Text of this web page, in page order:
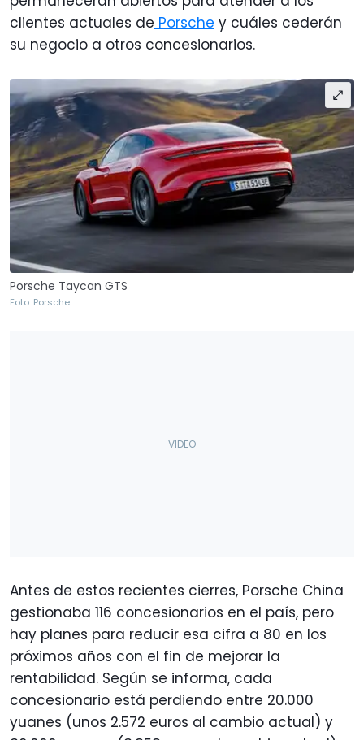
clientes actuales de Porsche y cuáles cederán
su negocio a otros concesionarios.
Porsche Taycan GTS
Foto: Porsche
Antes de estos recientes cierres, Porsche China
gestionaba 116 concesionarios en el país, pero
hay planes para reducir esa cifra a 80 en los
próximos años con el fin de mejorar la
rentabilidad. Según se informa, cada
concesionario está perdiendo entre 20.000
yuanes (unos 2.572 euros al cambio actual) y